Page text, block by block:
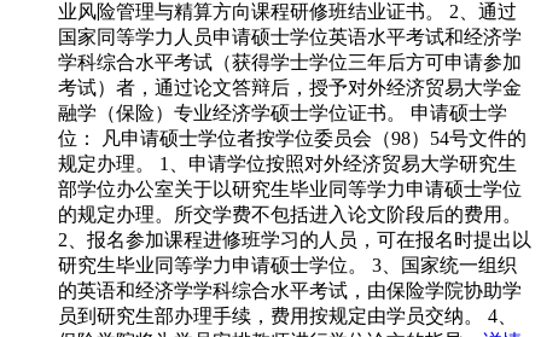
业风险管理与精算方向课程研修班结业证书。 2、通过
国家同等学力人员申请硕士学位英语水平考试和经济学
学科综合水平考试（获得学士学位三年后方可申请参加
考试）者，通过论文答辩后，授予对外经济贸易大学金
融学（保险）专业经济学硕士学位证书。 申请硕士学
位： 凡申请硕士学位者按学位委员会（98）54号文件的
规定办理。 1、申请学位按照对外经济贸易大学研究生
部学位办公室关于以研究生毕业同等学力申请硕士学位
的规定办理。所交学费不包括进入论文阶段后的费用。
2、报名参加课程进修班学习的人员，可在报名时提出以
研究生毕业同等学力申请硕士学位。 3、国家统一组织
的英语和经济学学科综合水平考试，由保险学院协助学
员到研究生部办理手续，费用按规定由学员交纳。 4、